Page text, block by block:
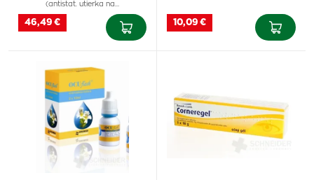
(antistat. utierka na…
46,49 € 10,09 €